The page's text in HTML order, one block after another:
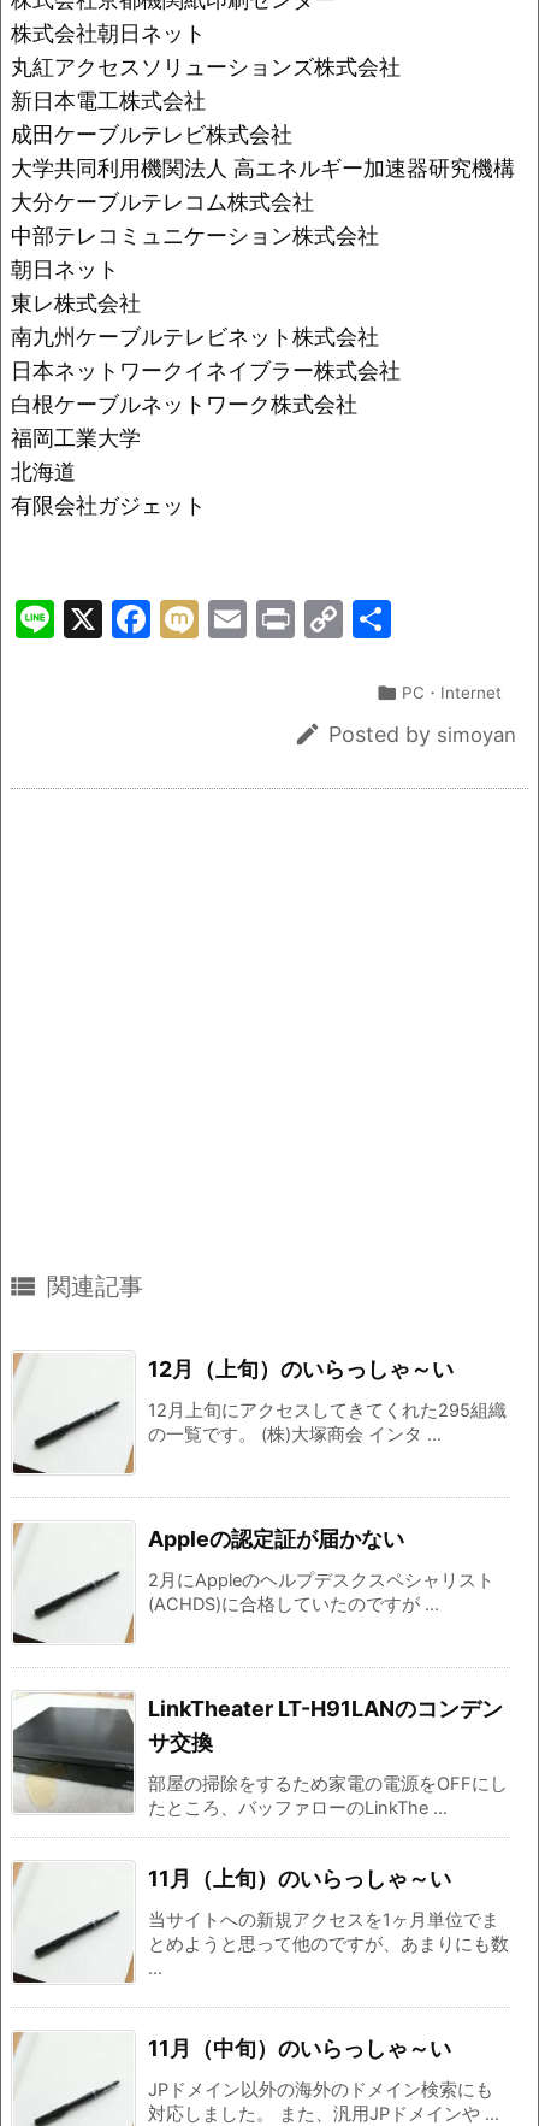
株式会社朝日ネット
丸紅アクセスソリューションズ株式会社
新日本電工株式会社
成田ケーブルテレビ株式会社
大学共同利用機関法人 高エネルギー加速器研究機構
大分ケーブルテレコム株式会社
中部テレコミュニケーション株式会社
朝日ネット
東レ株式会社
南九州ケーブルテレビネット株式会社
日本ネットワークイネイブラー株式会社
白根ケーブルネットワーク株式会社
福岡工業大学
北海道
有限会社ガジェット
Li X
F
M E
Pr C
y
 PC・Internet
 Posted by simoyan
 関連記事
12月（上旬）のいらっしゃ～い
12月上旬にアクセスしてきてくれた295組織
の一覧です。 (株)大塚商会 インタ ...
Appleの認定証が届かない
2月にAppleのヘルプデスクスペシャリスト
(ACHDS)に合格していたのですが ...
LinkTheater LT-H91LANのコンデン
サ交換
部屋の掃除をするため家電の電源をOFFにし
たところ、バッファローのLinkThe ...
11月（上旬）のいらっしゃ～い
当サイトへの新規アクセスを1ヶ月単位でま
とめようと思って他のですが、あまりにも数
...
11月（中旬）のいらっしゃ～い
JPドメイン以外の海外のドメイン検索にも
対応しました。 また、汎用JPドメインや ...